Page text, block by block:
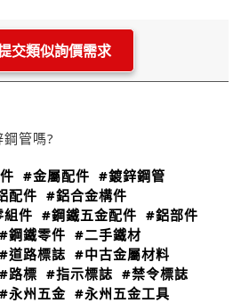
交類似詢價需求
管嗎?
#金屬配件 #鍍鋅鋼管
配件 #鋁合金構件
件 #鋼鐵五金配件 #鋁部件
#鋼鐵零件 #二手鐵材
#道路標誌 #中古金屬材料
#路標 #指示標誌 #禁令標誌
#永州五金 #永州五金工具